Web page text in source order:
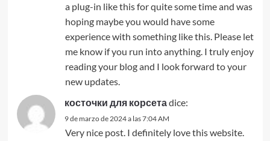
a plug-in like this for quite some time and was
hoping maybe you would have some
experience with something like this. Please let
me know if you run into anything. I truly enjoy
reading your blog and I look forward to your
new updates.
косточки для корсетаdice:
9 de marzo de 2024 a las 7:04 AM
Very nice post. I definitely love this website.